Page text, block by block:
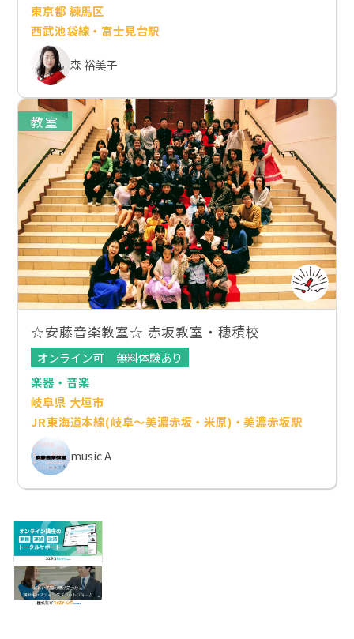
東京都 練馬区
西武池袋線・富士見台駅
森 裕美子
教室
☆安藤音楽教室☆ 赤坂教室・穂積校
オンライン可
無料体験あり
楽器・音楽
岐阜県 大垣市
JR東海道本線(岐阜～美濃赤坂・米原)・美濃赤坂駅
music A